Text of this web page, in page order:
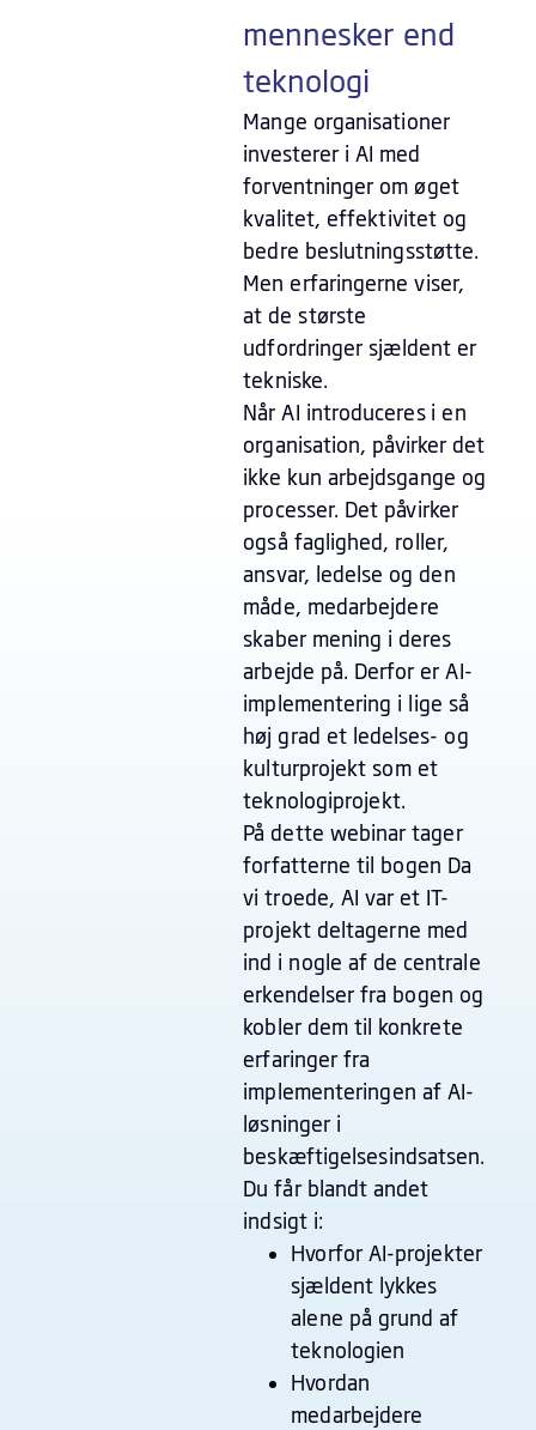
mennesker end
teknologi
Mange organisationer
investerer i AI med
forventninger om øget
kvalitet, effektivitet og
bedre beslutningsstøtte.
Men erfaringerne viser,
at de største
udfordringer sjældent er
tekniske.
Når AI introduceres i en
organisation, påvirker det
ikke kun arbejdsgange og
processer. Det påvirker
også faglighed, roller,
ansvar, ledelse og den
måde, medarbejdere
skaber mening i deres
arbejde på. Derfor er AI-
implementering i lige så
høj grad et ledelses- og
kulturprojekt som et
teknologiprojekt.
På dette webinar tager
forfatterne til bogen Da
vi troede, AI var et IT-
projekt deltagerne med
ind i nogle af de centrale
erkendelser fra bogen og
kobler dem til konkrete
erfaringer fra
implementeringen af AI-
løsninger i
beskæftigelsesindsatsen.
Du får blandt andet
indsigt i:
Hvorfor AI-projekter
sjældent lykkes
alene på grund af
teknologien
Hvordan
medarbejdere